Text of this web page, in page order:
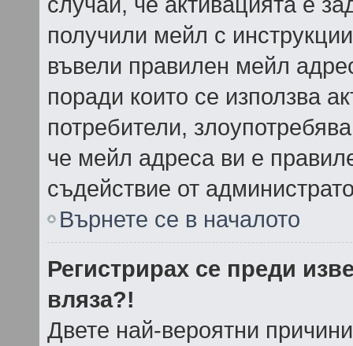
получили мейл с
въвели правилен мейл
поради които се използва
потребители,
че мейл адреса ви е
съдействие от
Върнете се в началото
Регистрирах се преди
вляза?!
Двете най-вероятни